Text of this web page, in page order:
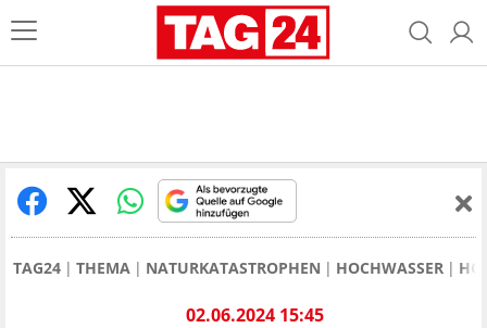
TAG24 THEMA NATURKATASTROPHEN HOCHWASSER
02.06.2024 15:45